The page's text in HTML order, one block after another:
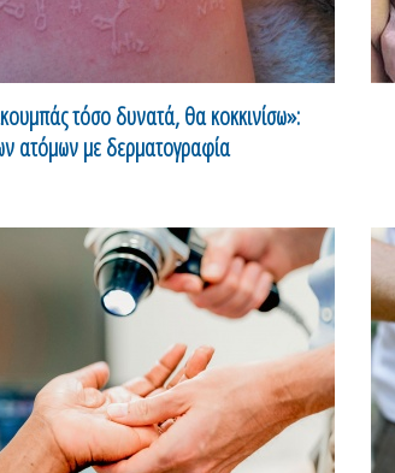
τόσο δυνατά, θα κοκκινίσω»:
ατόμων με δερματογραφία